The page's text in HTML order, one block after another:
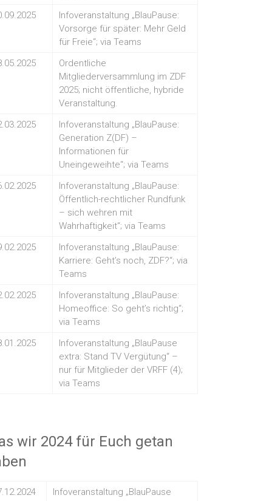
Infoveranstaltung „BlauPause:
Vorsorge für später: Mehr Geld
für Freie“; via Teams
Ordentliche
Mitgliederversammlung im ZDF
2025; nicht öffentliche, hybride
Veranstaltung.
Infoveranstaltung „BlauPause:
Generation Z(DF) –
Informationen für
Uneingeweihte“; via Teams
Infoveranstaltung „BlauPause:
Öffentlich-rechtlicher Rundfunk
– sich wehren mit
Wahrhaftigkeit“; via Teams
Infoveranstaltung „BlauPause:
Karriere: Geht’s noch, ZDF?“; via
Teams
Infoveranstaltung „BlauPause:
Homeoffice: So geht’s richtig“;
via Teams
Infoveranstaltung „BlauPause
extra: Stand TV Vergütung“ –
nur für Mitglieder der VRFF (4);
via Teams
wir 2024 für Euch getan
Infoveranstaltung „BlauPause